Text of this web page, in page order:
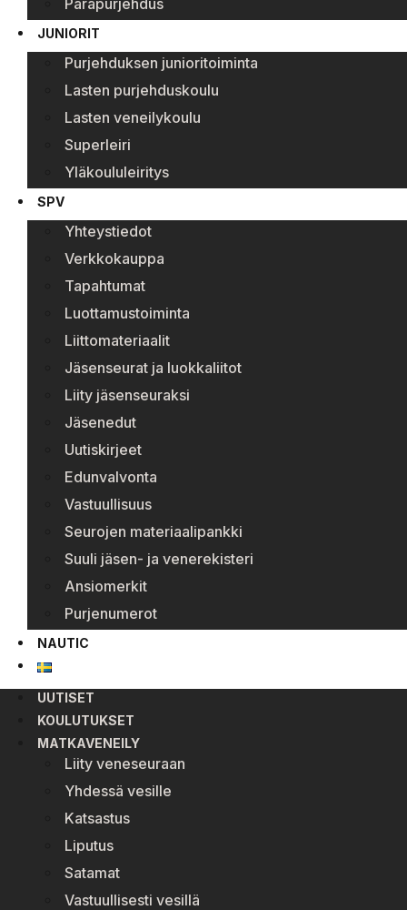
Parapurjehdus
JUNIORIT
Purjehduksen junioritoiminta
Lasten purjehduskoulu
Lasten veneilykoulu
Superleiri
Yläkoululeiritys
SPV
Yhteystiedot
Verkkokauppa
Tapahtumat
Luottamustoiminta
Liittomateriaalit
Jäsenseurat ja luokkaliitot
Liity jäsenseuraksi
Jäsenedut
Uutiskirjeet
Edunvalvonta
Vastuullisuus
Seurojen materiaalipankki
Suuli jäsen- ja venerekisteri
Ansiomerkit
Purjenumerot
NAUTIC
UUTISET
KOULUTUKSET
MATKAVENEILY
Liity veneseuraan
Yhdessä vesille
Katsastus
Liputus
Satamat
Vastuullisesti vesillä